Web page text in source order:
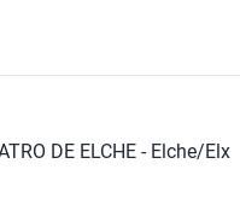
DE ELCHE - Elche/Elx